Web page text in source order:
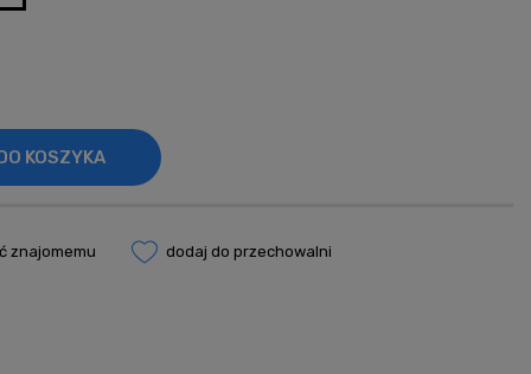
KOSZYKA
znajomemu dodaj do przechowalni